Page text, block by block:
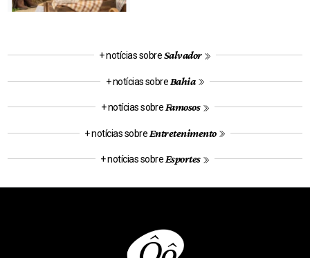
+ notícias sobreSalvador
+ notícias sobre Bahia
+ notícias sobre Famosos
+ notícias sobre Entretenimento
+ notícias sobre Esportes